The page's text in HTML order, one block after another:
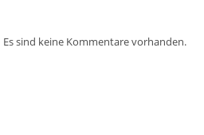
Es sind keine Kommentare vorhanden.